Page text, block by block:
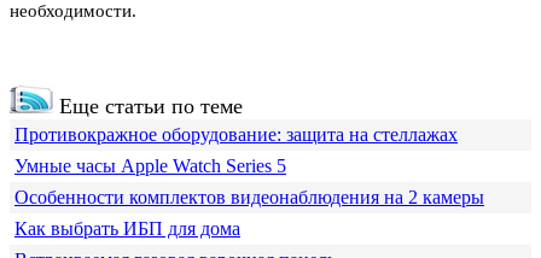
необходимости.
Еще статьи по теме
Противокражное оборудование: защита на стеллажах
Умные часы Apple Watch Series 5
Особенности комплектов видеонаблюдения на 2 камеры
Как выбрать ИБП для дома